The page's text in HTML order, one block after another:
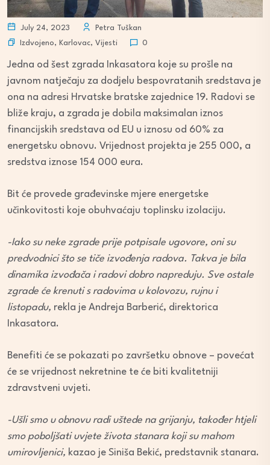
July 24, 2023
Petra Tuškan
Izdvojeno, Karlovac, Vijesti 0
Jedna od šest zgrada Inkasatora koje su prošle na
javnom natječaju za dodjelu bespovratanih sredstava je
ona na adresi Hrvatske bratske zajednice 19. Radovi se
bliže kraju, a zgrada je dobila maksimalan iznos
financijskih sredstava od EU u iznosu od 60% za
energetsku obnovu. Vrijednost projekta je 255 000, a
sredstva iznose 154 000 eura.
Bit će provede građevinske mjere energetske
učinkovitosti koje obuhvaćaju toplinsku izolaciju.
-Iako su neke zgrade prije potpisale ugovore, oni su
predvodnici što se tiče izvođenja radova. Takva je bila
dinamika izvođača i radovi dobro napreduju. Sve ostale
zgrade će krenuti s radovima u kolovozu, rujnu i
listopadu, rekla je Andreja Barberić, direktorica
Inkasatora.
Benefiti će se pokazati po završetku obnove – povećat
će se vrijednost nekretnine te će biti kvalitetniji
zdravstveni uvjeti.
-Ušli smo u obnovu radi uštede na grijanju, također htjeli
smo poboljšati uvjete života stanara koji su mahom
umirovljenici, kazao je Siniša Bekić, predstavnik stanara.